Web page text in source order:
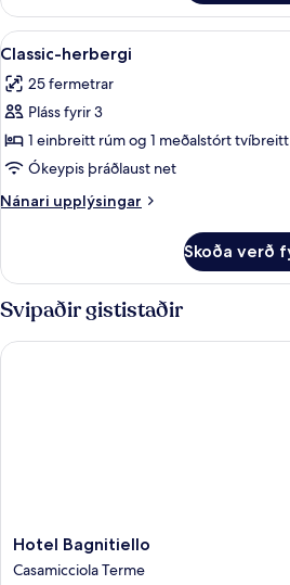
herbergi
Skoða
allar
myndir
fyrir
Classic-
herbergi
5
Classic-herbergi
25 fermetrar
Pláss fyrir 3
1 einbreitt rúm og 1 meðalstórt
Ókeypis þráðlaust net
Nánari upplýsingar
Nánari
herbergi
Skoða verð
Svipaðir gististaðir
Hotel
Bagnitiello
Casamicciola
Hotel Bagnitiello
Casamicciola Terme
Hotel Bagnitiello